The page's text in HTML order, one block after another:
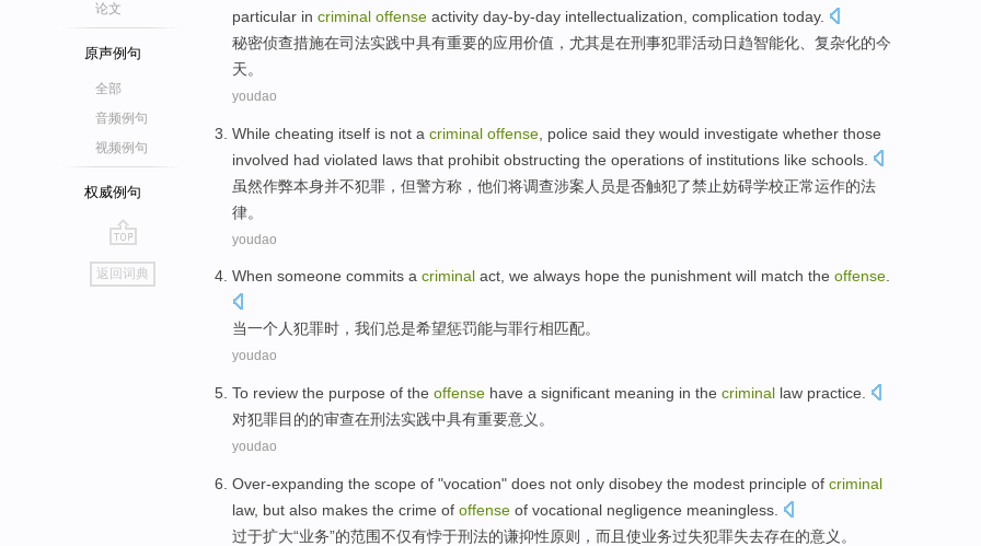
论文
原声例句
全部
音频例句
视频例句
权威例句
go
top
返回词典
particular in criminal offense activity day-by-day intellectualization complication today.
秘密侦查措施在司法实践中具有重要的应用价值 ， 尤其是在刑事犯罪活动日趋智能化 复杂化的今
天。
youdao
While cheating itself is not a criminal offense police said they would investigate whether those
involved had violated laws that prohibit obstructing the operations of institutions like schools
虽然作弊本身并不犯罪 ，但警方称 ， 他们将调查涉案人员是否触犯了禁止妨碍学校正常运作的法
律。
youdao
When someone commits a criminal act, we always hope the punishment will match the offense.
当一个人犯罪时， 我们总是希望惩罚能与罪行相匹配。
youdao
To review the purpose of the offense have a significant meaning in the criminal law practice
对犯罪目的的审查在刑法实践中具有重要意义 。
youdao
Over-expanding the scope of "vocation" does not only disobey the modest principle of criminal
law, but also makes the crime of offense of vocational negligence meaningless
过于扩大“业务”的范围不仅有悖于刑法的谦抑性原则 ， 而且 使业务过失犯罪失去存在的意义。